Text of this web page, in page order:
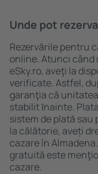
Unde pot
Rezervările pentru
online. Atunci când
eSky.ro, aveţi la
verificate. Astfel,
garanţia că
stabilit ȋnainte.
sistem de plată
la călătorie, aveți
cazare în
gratuită este
cazare.